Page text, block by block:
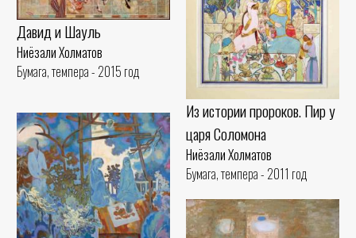
Давид и Шауль
Ниёзали Холматов
Бумага, темпера - 2015 год
Из истории пророков. Пир у
царя Соломона
Ниёзали Холматов
Бумага, темпера - 2011 год